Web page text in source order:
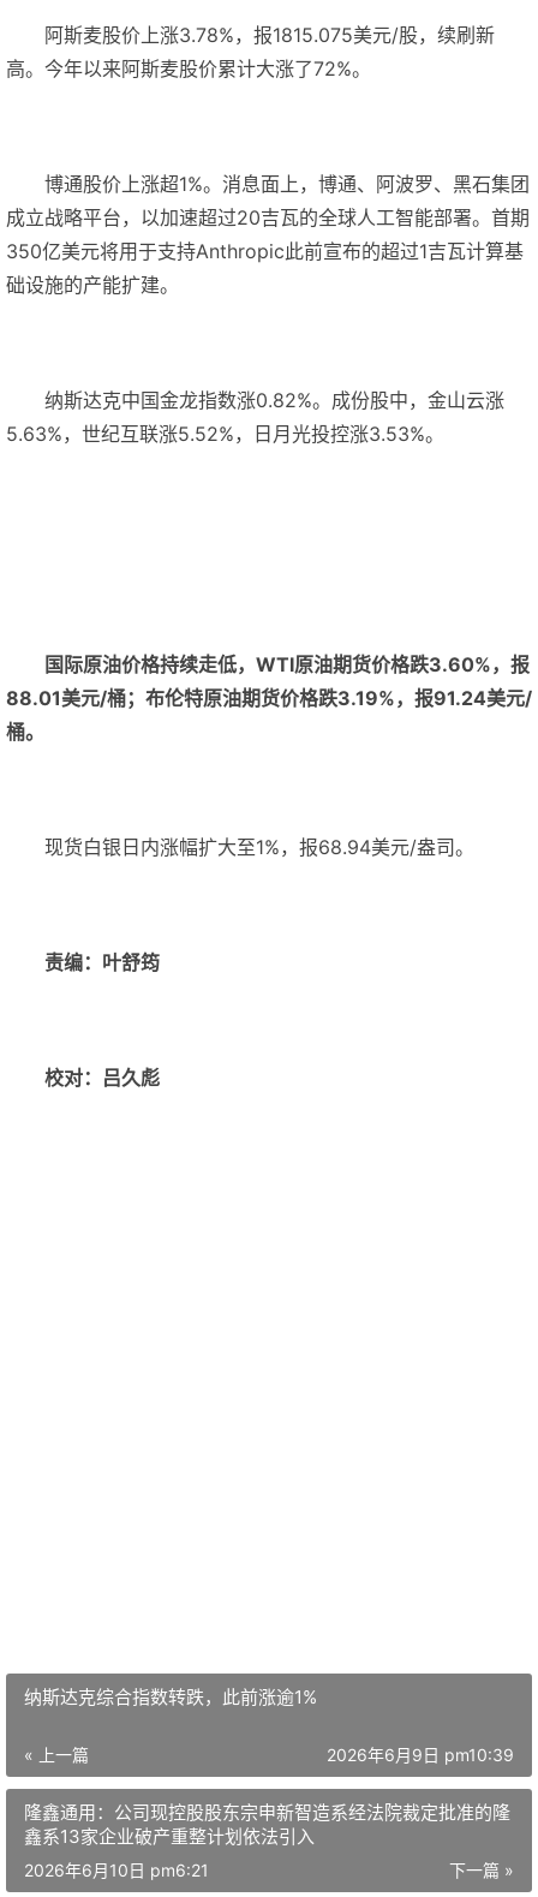
阿斯麦股价上涨3.78%，报1815.075美元/股，续刷新
高。今年以来阿斯麦股价累计大涨了72%。
博通股价上涨超1%。消息面上，博通、阿波罗、黑石集团
成立战略平台，以加速超过20吉瓦的全球人工智能部署。首期
350亿美元将用于支持Anthropic此前宣布的超过1吉瓦计算基
础设施的产能扩建。
纳斯达克中国金龙指数涨0.82%。成份股中，金山云涨
5.63%，世纪互联涨5.52%，日月光投控涨3.53%。
国际原油价格持续走低，WTI原油期货价格跌3.60%，报
88.01美元/桶；布伦特原油期货价格跌3.19%，报91.24美元/
桶。
现货白银日内涨幅扩大至1%，报68.94美元/盎司。
责编：叶舒筠
校对：吕久彪
纳斯达克综合指数转跌，此前涨逾1%
« 上一篇 2026年6月9日 pm10:39
隆鑫通用：公司现控股股东宗申新智造系经法院裁定批准的隆
鑫系13家企业破产重整计划依法引入
下一篇 »
2026年6月10日 pm6:21